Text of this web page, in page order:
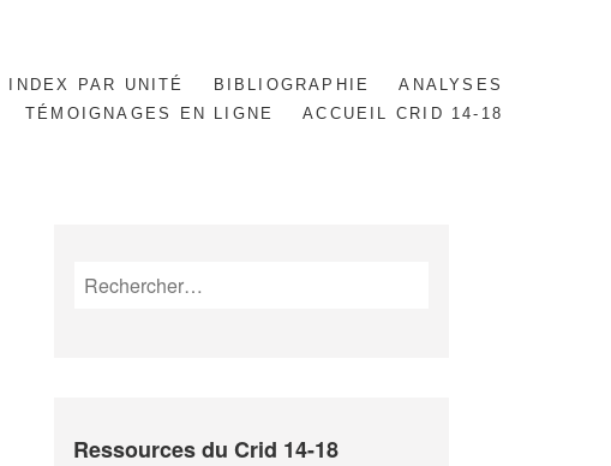
INDEX PAR UNITÉ BIBLIOGRAPHIE
ANALYSES
TÉMOIGNAGES EN LIGNE
ACCUEIL CRID 14-18
Rechercher :
Ressources du Crid 14-18